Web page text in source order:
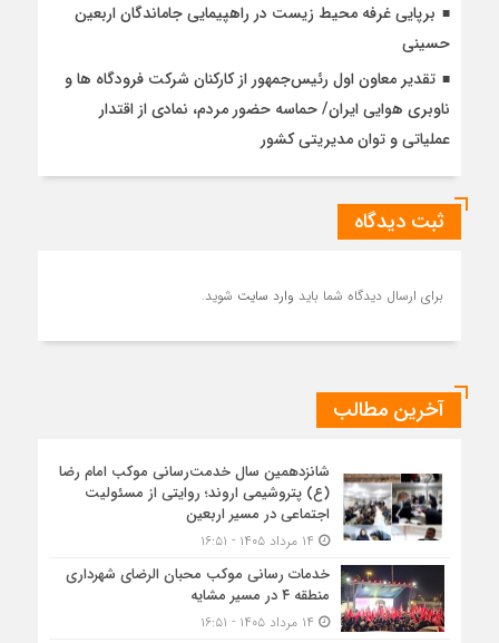
برپایی غرفه محیط زیست در راهپیمایی جاماندگان اربعین
حسینی
تقدیر معاون اول رئیس‌جمهور از کارکنان شرکت فرودگاه ها و
ناوبری هوایی ایران/ حماسه حضور مردم، نمادی از اقتدار
عملیاتی و توان مدیریتی کشور
ثبت دیدگاه
برای ارسال دیدگاه شما باید وارد سایت شوید.
آخرین مطالب
شانزدهمین سال خدمت‌رسانی موکب امام رضا
(ع) پتروشیمی اروند؛ روایتی از مسئولیت
اجتماعی در مسیر اربعین
خدمات رسانی موکب محبان الرضای شهرداری
منطقه ۴ در مسیر مشایه